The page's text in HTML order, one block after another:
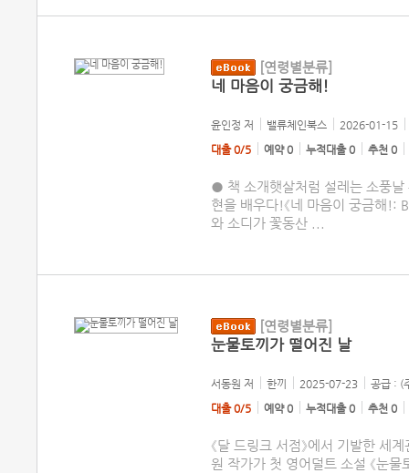
[연령별분류]
네 마음이 궁금해!
윤인정 저 밸류체인북스
2026-01-15
대출 0/5
예약 0 누적대출 0 추천 0
● 책 소개햇살처럼 설레는 소풍
현을 배우다!《네 마음이 궁금해!:
와 소디가 꽃동산
[연령별분류]
눈물토끼가 떨어진 날
서동원 저 한끼 2025-07-23
공급 : (
대출 0/5
예약 0 누적대출 0 추천 0
《달 드링크 서점》에서 기발한 세
원 작가가 첫 영어덜트 소설 《눈